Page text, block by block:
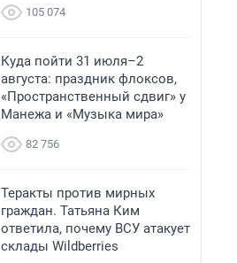
105 074
Куда пойти 31 июля–2
августа: праздник флоксов,
«Пространственный сдвиг» у
Манежа и «Музыка мира»
82 756
Теракты против мирных
граждан. Татьяна Ким
ответила, почему ВСУ атакует
склады Wildberries